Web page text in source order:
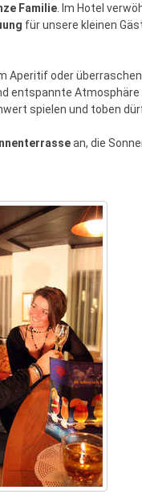
Familie . Im Hotel
für unsere kleinen
oder
entspannte Atmosphäre
spielen und toben
an, die